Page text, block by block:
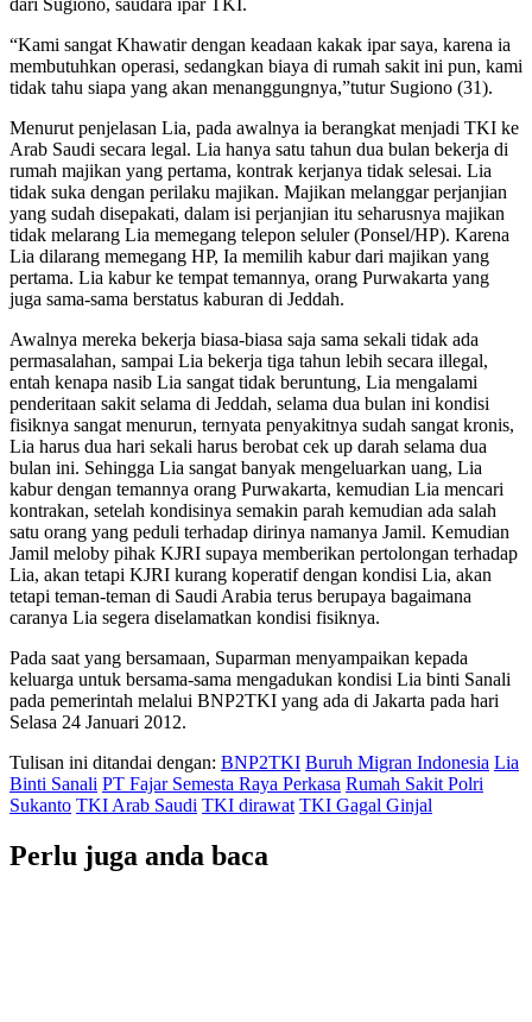
“Kami sangat Khawatir dengan keadaan kakak ipar saya, karena ia
membutuhkan operasi, sedangkan biaya di rumah sakit ini pun, kami
tidak tahu siapa yang akan menanggungnya,”tutur Sugiono (31).
Menurut penjelasan Lia, pada awalnya ia berangkat menjadi TKI ke
Arab Saudi secara legal. Lia hanya satu tahun dua bulan bekerja di
rumah majikan yang pertama, kontrak kerjanya tidak selesai. Lia
tidak suka dengan perilaku majikan. Majikan melanggar perjanjian
yang sudah disepakati, dalam isi perjanjian itu seharusnya majikan
tidak melarang Lia memegang telepon seluler (Ponsel/HP). Karena
Lia dilarang memegang HP, Ia memilih kabur dari majikan yang
pertama. Lia kabur ke tempat temannya, orang Purwakarta yang
juga sama-sama berstatus kaburan di Jeddah.
Awalnya mereka bekerja biasa-biasa saja sama sekali tidak ada
permasalahan, sampai Lia bekerja tiga tahun lebih secara illegal,
entah kenapa nasib Lia sangat tidak beruntung, Lia mengalami
penderitaan sakit selama di Jeddah, selama dua bulan ini kondisi
fisiknya sangat menurun, ternyata penyakitnya sudah sangat kronis,
Lia harus dua hari sekali harus berobat cek up darah selama dua
bulan ini. Sehingga Lia sangat banyak mengeluarkan uang, Lia
kabur dengan temannya orang Purwakarta, kemudian Lia mencari
kontrakan, setelah kondisinya semakin parah kemudian ada salah
satu orang yang peduli terhadap dirinya namanya Jamil. Kemudian
Jamil meloby pihak KJRI supaya memberikan pertolongan terhadap
Lia, akan tetapi KJRI kurang koperatif dengan kondisi Lia, akan
tetapi teman-teman di Saudi Arabia terus berupaya bagaimana
caranya Lia segera diselamatkan kondisi fisiknya.
Pada saat yang bersamaan, Suparman menyampaikan kepada
keluarga untuk bersama-sama mengadukan kondisi Lia binti Sanali
pada pemerintah melalui BNP2TKI yang ada di Jakarta pada hari
Selasa 24 Januari 2012.
Tulisan ini ditandai dengan: BNP2TKI Buruh Migran Indonesia Lia
Binti Sanali PT Fajar Semesta Raya Perkasa Rumah Sakit Polri
Sukanto TKI Arab Saudi TKI dirawat TKI Gagal Ginjal
Perlu juga anda baca